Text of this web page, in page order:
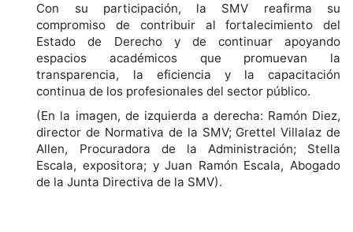
Con su participación, la SMV reafirma su
compromiso de contribuir al fortalecimiento del
Estado de Derecho y de continuar apoyando
espacios académicos que promuevan la
transparencia, la eficiencia y la capacitación
continua de los profesionales del sector público.
(En la imagen, de izquierda a derecha: Ramón Diez,
director de Normativa de la SMV; Grettel Villalaz de
Allen, Procuradora de la Administración; Stella
Escala, expositora; y Juan Ramón Escala, Abogado
de la Junta Directiva de la SMV).